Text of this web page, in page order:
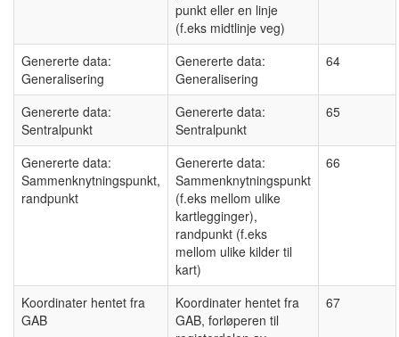
punkt eller en linje
(f.eks midtlinje veg)
Genererte data:
Generalisering
Genererte data:
Generalisering
64
Genererte data:
Sentralpunkt
Genererte data:
Sentralpunkt
65
Genererte data:
Sammenknytningspunkt,
randpunkt
Genererte data:
Sammenknytningspunkt
(f.eks mellom ulike
kartlegginger),
randpunkt (f.eks
mellom ulike kilder til
kart)
66
Koordinater hentet fra
GAB
Koordinater hentet fra
GAB, forløperen til
67